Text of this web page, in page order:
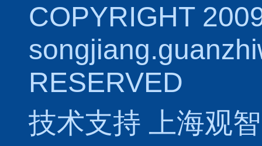
COPYRIGHT
RESERVED
技术支持
上海观